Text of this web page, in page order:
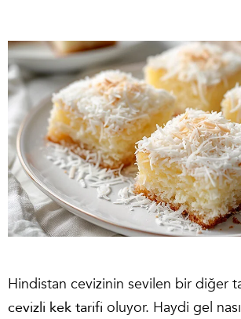
Hindistan cevizinin sevilen bir diğer
cevizli kek tarifi oluyor. Haydi gel